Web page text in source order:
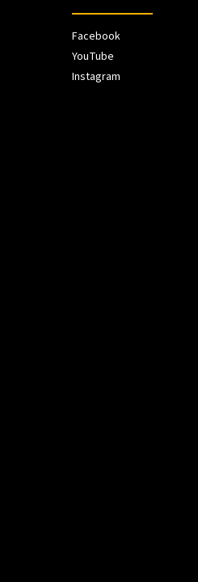
Facebook
YouTube
Instagram